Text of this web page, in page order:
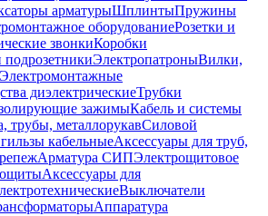
арматурыШплинтыПружины
оборудованиеРозетки и
звонкиКоробки
подрозетникиЭлектропатроныВилки,
Электромонтажные
диэлектрическиеТрубки
зажимыКабель и системы
трубы, металлорукавСиловой
кабельныеАксессуары для труб,
Арматура СИПЭлектрощитовое
Аксессуары для
Выключатели
Аппаратура